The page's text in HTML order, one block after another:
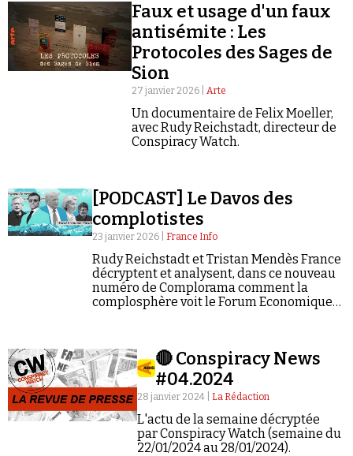
Faire un don
Demander à Vera
Se connecter
Faux et usage d'un faux
antisémite : Les
Protocoles des Sages de
Sion
27 janvier 2026 | Arte
Un documentaire de Felix Moeller,
avec Rudy Reichstadt, directeur de
Conspiracy Watch.
[PODCAST] Le Davos des
complotistes
23 janvier 2026 | France Info
Rudy Reichstadt et Tristan Mendès France
décryptent et analysent, dans ce nouveau
numéro de Complorama comment la
complosphère voit le Forum Economique
🔴 Conspiracy News
#04.2024
28 janvier 2024 | La Rédaction
L'actu de la semaine décryptée
par Conspiracy Watch (semaine du
22/01/2024 au 28/01/2024).